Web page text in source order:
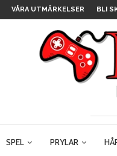
VÅRA UTMÄRKELSER BLI
SPEL PRYLAR